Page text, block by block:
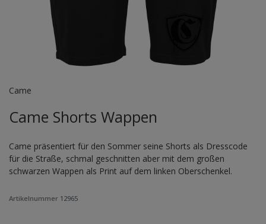
Came
Came Shorts Wappen
Came präsentiert für den Sommer seine Shorts als Dresscode
für die Straße, schmal geschnitten aber mit dem großen
schwarzen Wappen als Print auf dem linken Oberschenkel.
Artikelnummer 12965